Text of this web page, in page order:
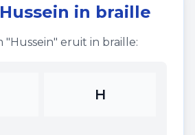
Hussein in braille
"Hussein" eruit in braille:
H